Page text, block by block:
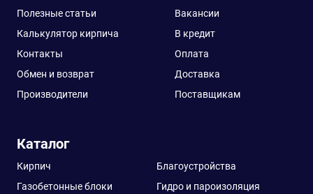
Полезные статьи
Вакансии
Калькулятор кирпича
В кредит
Контакты
Оплата
Обмен и возврат
Доставка
Производители
Поставщикам
Каталог
Кирпич
Газобетонные блоки
Благоустройства
Гидро и пароизоляция